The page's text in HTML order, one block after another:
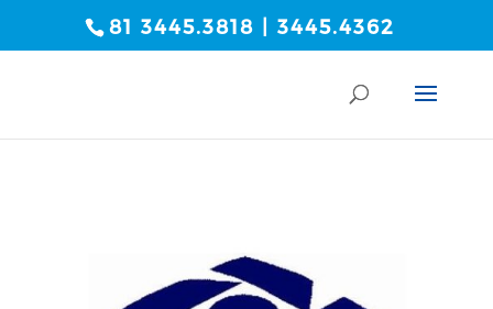
81 3445.3818 | 3445.4362